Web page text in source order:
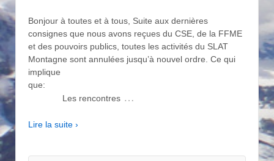
Bonjour à toutes et à tous, Suite aux dernières
consignes que nous avons reçues du CSE, de la FFME
et des pouvoirs publics, toutes les activités du SLAT
Montagne sont annulées jusqu’à nouvel ordre. Ce qui
implique
que:
Les rencontres …
Lire la suite ›